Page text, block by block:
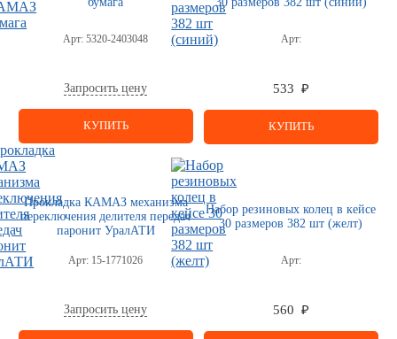
Арт: 5320-2403048
Запросить цену
КУПИТЬ
Арт:
533 ₽
КУПИТЬ
Прокладка КАМАЗ механизма
переключения делителя передач
паронит УралАТИ
Арт: 15-1771026
Запросить цену
Набор резиновых колец в кейсе
30 размеров 382 шт (желт)
Арт:
560 ₽